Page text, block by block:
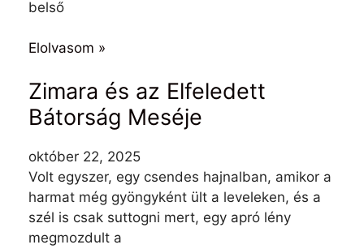
belső
Elolvasom »
Zimara és az Elfeledett
Bátorság Meséje
október 22, 2025
Volt egyszer, egy csendes hajnalban, amikor a
harmat még gyöngyként ült a leveleken, és a
szél is csak suttogni mert, egy apró lény
megmozdult a